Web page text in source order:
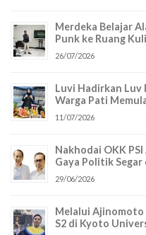
Merdeka Belajar
Punk ke Ruang
26/07/2026
Luvi Hadirkan Luv
Warga Pati
11/07/2026
Nakhodai OKK
Gaya Politik Segar
29/06/2026
Melalui Ajinomoto
S2 di Kyoto